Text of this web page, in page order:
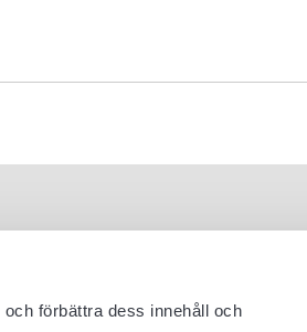
förbättra dess innehåll och